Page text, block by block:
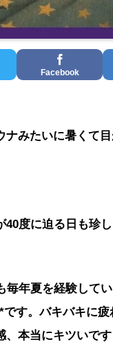
Facebook
ナみたいに暑く
度に迫る日も珍し
毎年夏を経験して
す。バキバキに
本当にキツいです